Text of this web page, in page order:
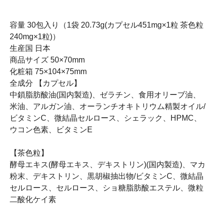
容量 30包入り（1袋 20.73g(カプセル451mg×1粒 茶色粒
240mg×1粒)）
生産国 日本
商品サイズ 50×70mm
化粧箱 75×104×75mm
全成分 【カプセル】
中鎖脂肪酸油(国内製造)、ゼラチン、食用オリーブ油、
米油、アルガン油、オーランチオキトリウム精製オイル/
ビタミンC、微結晶セルロース、シェラック、HPMC、
ウコン色素、ビタミンE
【茶色粒】
酵母エキス(酵母エキス、デキストリン)(国内製造)、マカ
粉末、デキストリン、黒胡椒抽出物/ビタミンC、微結晶
セルロース、セルロース、ショ糖脂肪酸エステル、微粒
二酸化ケイ素